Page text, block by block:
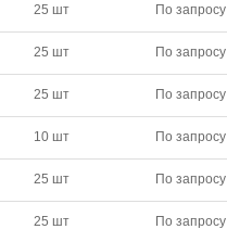
25 шт По запросу
25 шт По запросу
25 шт По запросу
10 шт По запросу
25 шт По запросу
25 шт По запросу